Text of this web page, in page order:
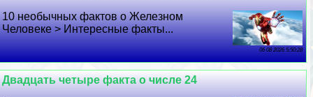
10 необычных фактов о Железном
Человеке > Интересные факты...
06 08 2026 5:50:28
Двадцать четыре факта о числе 24